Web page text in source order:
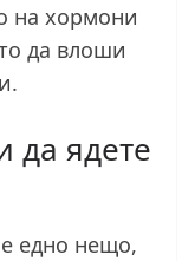
на хормони
да влоши
да ядете
едно нещо,